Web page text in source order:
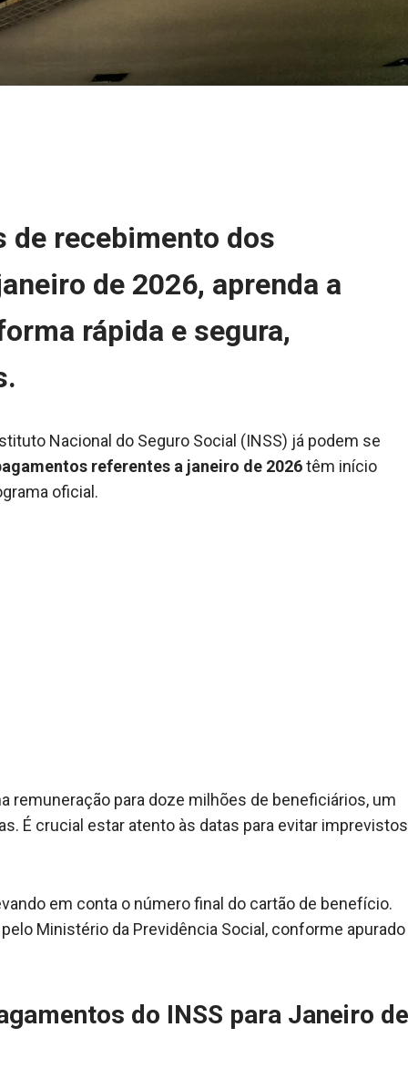
de recebimento dos
de 2026, aprenda a
rápida e segura,
Nacional do Seguro Social (INSS) já podem se
referentes a janeiro de 2026têm início
oficial.
remuneração para doze milhões de beneficiários, um
É crucial estar atento às datas para evitar imprevistos
em conta o número final do cartão de benefício.
Ministério da Previdência Social, conforme apurado
do INSS para Janeiro de